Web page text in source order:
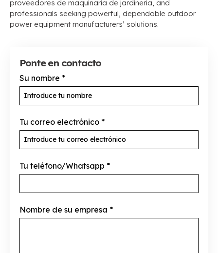
proveedores de maquinaria de jardineria, and
professionals seeking powerful, dependable outdoor
power equipment manufacturers’ solutions.
Ponte en contacto
Su nombre *
Tu correo electrónico *
Tu teléfono/Whatsapp *
Nombre de su empresa *